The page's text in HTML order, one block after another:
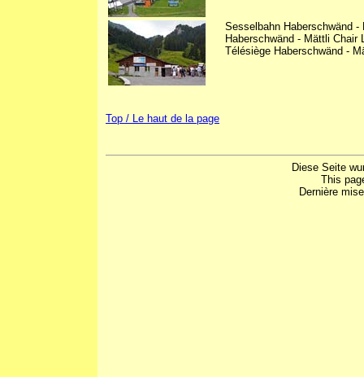
Sesselbahn Haberschwänd
Haberschwänd - Mättli
Télésiège Haberschwänd -
Top / Le haut de la page
Diese Seite
This
Dernière